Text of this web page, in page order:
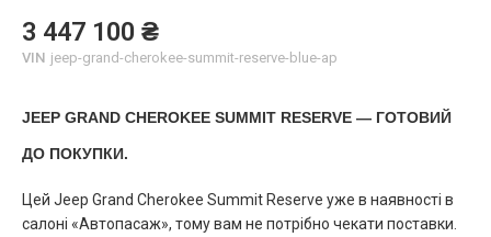
3 447 100 ₴
VIN jeep-grand-cherokee-summit-reserve-blue-ap
JEEP GRAND CHEROKEE SUMMIT RESERVE — ГОТОВИЙ
ДО ПОКУПКИ.
Цей Jeep Grand Cherokee Summit Reserve уже в наявності в
салоні «Автопасаж», тому вам не потрібно чекати поставки.